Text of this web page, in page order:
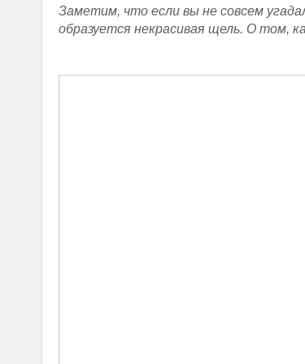
Заметим, что если вы не совсем
образуется некрасивая щель. О том,